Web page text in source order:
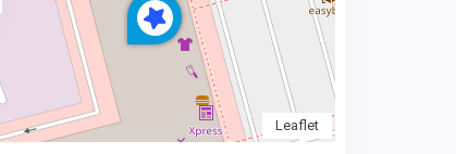
Leaflet